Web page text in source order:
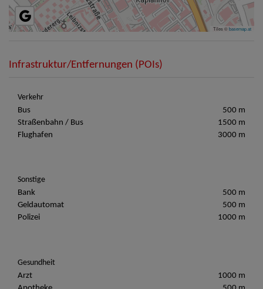
Tiles ©basemap.at
Infrastruktur/Entfernungen (POIs)
Verkehr
Bus
500 m
Straßenbahn / Bus
1500 m
Flughafen
3000 m
Sonstige
Bank
500 m
Geldautomat
500 m
Polizei
1000 m
Gesundheit
Arzt
1000 m